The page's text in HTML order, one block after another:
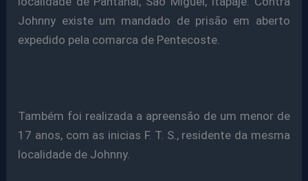
Johnny existe um mandado de prisão em aberto
expedido pela comarca de Pentecoste.
Também foi realizada a apreensão de um menor de
17 anos, com as inicias F. T. S., residente da mesma
localidade de Johnny.